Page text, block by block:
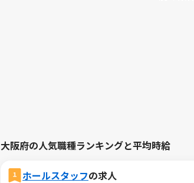
大阪府の人気職種ランキングと平均時給
ホールスタッフの求人